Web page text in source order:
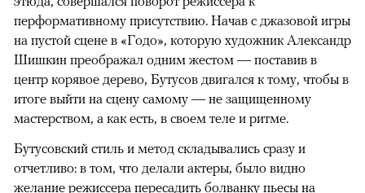
перформативному присутствию. Начав с джазовой игры
на пустой сцене в «Годо», которую художник Александр
Шишкин преображал одним жестом — поставив в
центр корявое дерево, Бутусов двигался к тому, чтобы в
итоге выйти на сцену самому — не защищенному
мастерством, а как есть, в своем теле и ритме.
Бутусовский стиль и метод складывались сразу и
отчетливо: в том, что делали актеры, было видно
желание режиссера пересадить болванку пьесы на